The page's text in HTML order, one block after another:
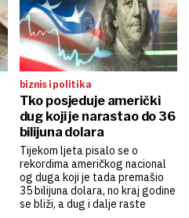
biznis i politika
Tko posjeduje američki
dug koji je narastao do 36
bilijuna dolara
Tijekom ljeta pisalo se o
rekordima američkog nacional
og duga koji je tada premašio
35 bilijuna dolara, no kraj godine
se bliži, a dug i dalje raste